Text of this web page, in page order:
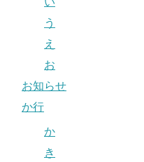
う
え
お
お知らせ
か行
か
き